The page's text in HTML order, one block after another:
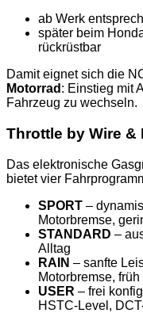
ab Werk
später beim
rückrüstbar
Damit eignet sich die
Motorrad : Einstieg mit
Fahrzeug zu wechseln.
Throttle by Wire &
Das elektronische
bietet vier
SPORT –
Motorbremse,
STANDARD –
Alltag
RAIN – sanfte
Motorbremse,
USER – frei
HSTC-Level,